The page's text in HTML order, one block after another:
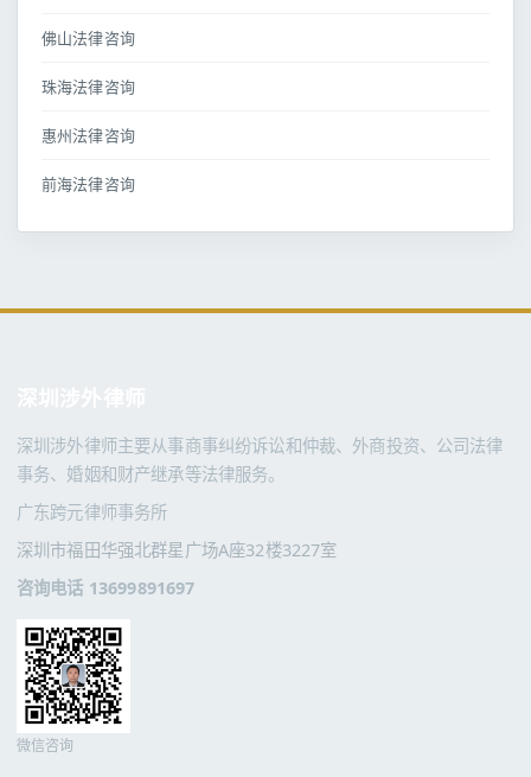
佛山法律咨询
珠海法律咨询
惠州法律咨询
前海法律咨询
深圳涉外律师主要从事商事纠纷诉讼和仲裁、外商投资、公司法律
事务、婚姻和财产继承等法律服务。
广东跨元律师事务所
深圳市福田华强北群星广场A座32楼3227室
咨询电话 13699891697
微信咨询